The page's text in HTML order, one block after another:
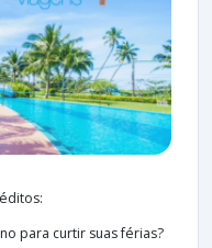
para curtir suas férias?